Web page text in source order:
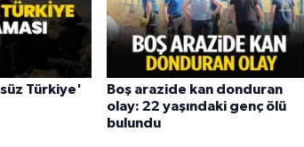
Türkiye'
Boş arazide kan donduran
olay: 22 yaşındaki genç ölü
bulundu